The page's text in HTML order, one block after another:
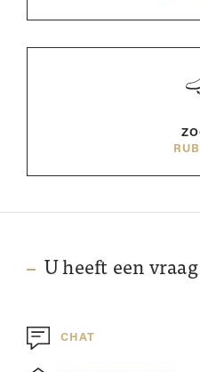
U heeft een
CHAT